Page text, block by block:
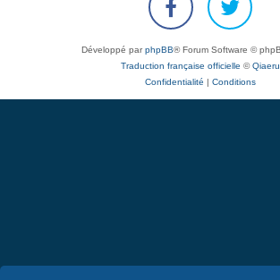
Développé parphpBB® Forum Software ©
Traduction française officielle ©Qiaeru
Confidentialité
Conditions